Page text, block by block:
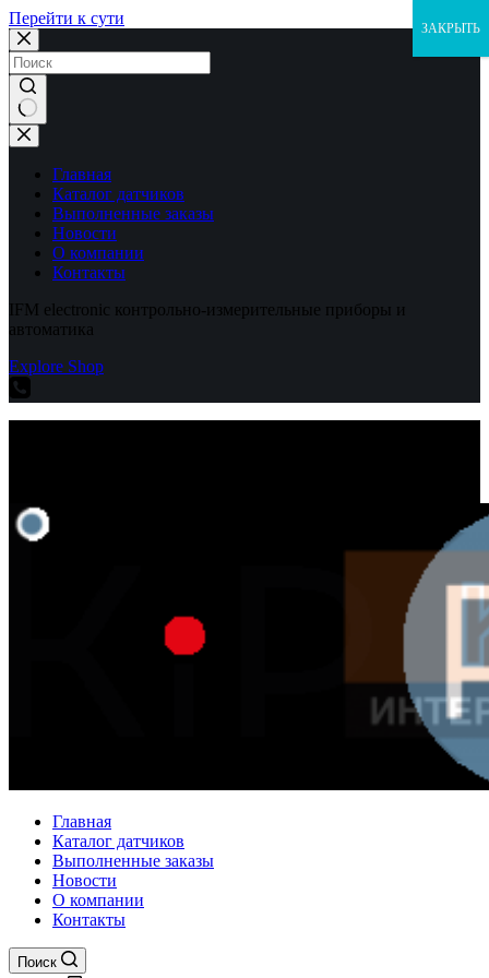
Перейти к сути
Ничего
не
найденоГлавная
Каталог датчиков
Выполненные заказы
Новости
О компании
Контакты
IFM electronic контрольно-измерительные приборы и
автоматика
Explore Shop
Главная
Каталог датчиков
Выполненные заказы
Новости
О компании
Контакты
Поиск
ЗАКРЫТЬ